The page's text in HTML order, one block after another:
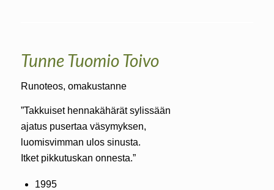
Tunne Tuomio Toivo
Runoteos, omakustanne
”Takkuiset hennakähärät sylissään
ajatus pusertaa väsymyksen,
luomisvimman ulos sinusta.
Itket pikkutuskan onnesta.”
1995